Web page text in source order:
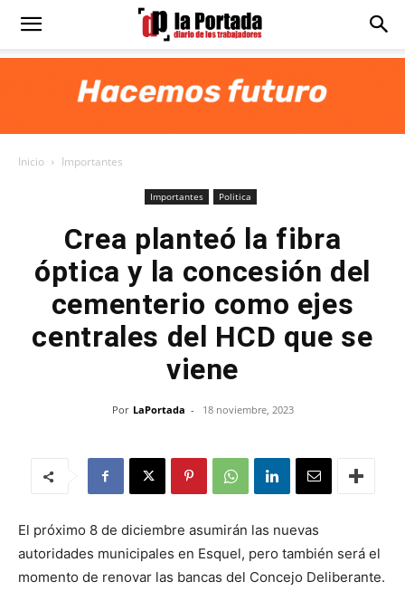
Diario
Inicio Importantes
Importantes Politica
Crea planteó la fibra
óptica y la concesión del
cementerio como ejes
centrales del HCD que se
viene
Por LaPortada - 18 noviembre, 2023
El próximo 8 de diciembre asumirán las nuevas
autoridades municipales en Esquel, pero también será el
momento de renovar las bancas del Concejo Deliberante.